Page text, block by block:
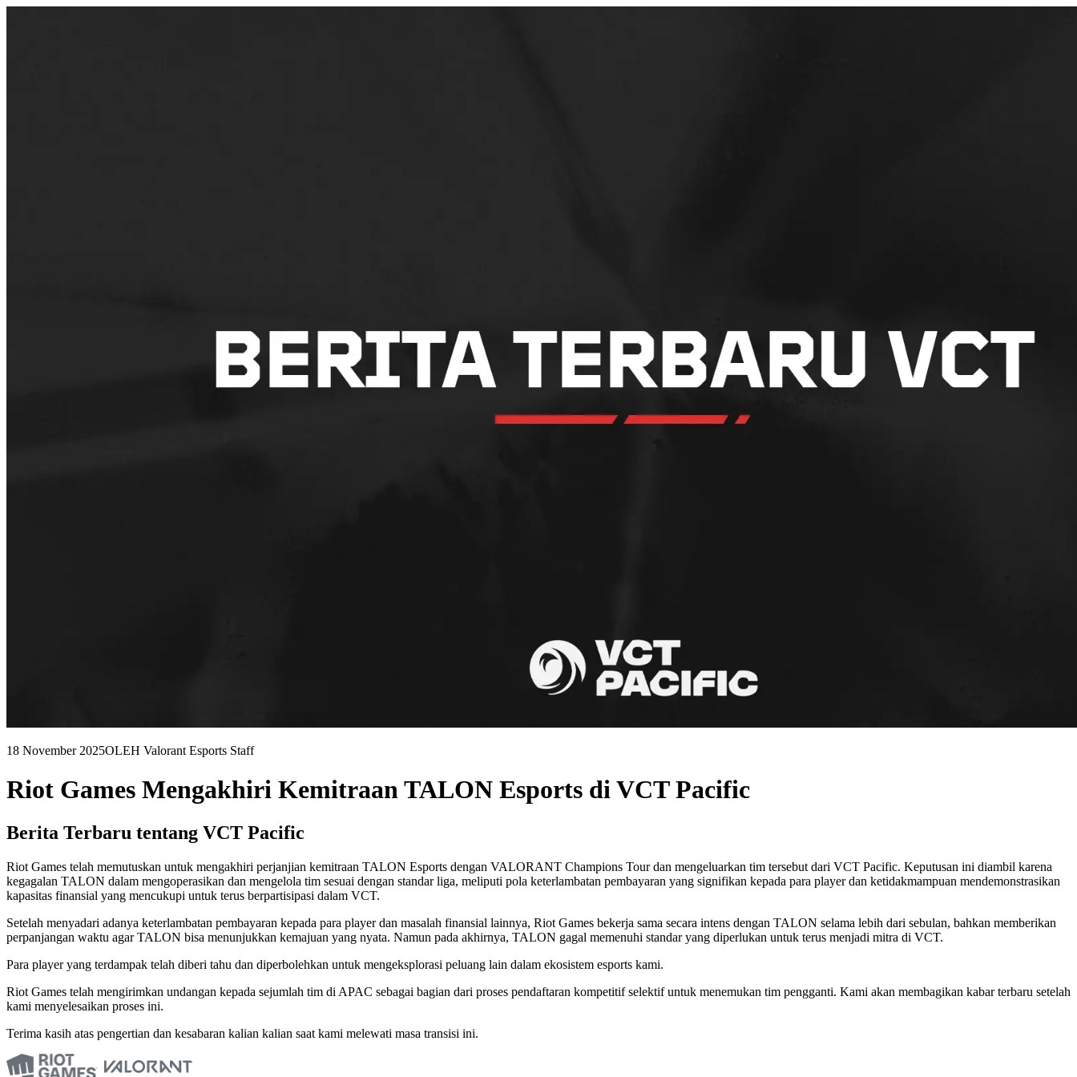
18 November 2025OLEH Valorant Esports Staff
Riot Games Mengakhiri Kemitraan TALON Esports di VCT Pacific
Berita Terbaru tentang VCT Pacific
Riot Games telah memutuskan untuk mengakhiri perjanjian kemitraan TALON Esports dengan VALORANT Champions Tour dan mengeluarkan tim tersebut dari VCT Pacific. Keputusan ini diambil karena
kegagalan TALON dalam mengoperasikan dan mengelola tim sesuai dengan standar liga, meliputi pola keterlambatan pembayaran yang signifikan kepada para player dan ketidakmampuan mendemonstrasikan
kapasitas finansial yang mencukupi untuk terus berpartisipasi dalam VCT.
Setelah menyadari adanya keterlambatan pembayaran kepada para player dan masalah finansial lainnya, Riot Games bekerja sama secara intens dengan TALON selama lebih dari sebulan, bahkan memberikan
perpanjangan waktu agar TALON bisa menunjukkan kemajuan yang nyata. Namun pada akhirnya, TALON gagal memenuhi standar yang diperlukan untuk terus menjadi mitra di VCT.
Para player yang terdampak telah diberi tahu dan diperbolehkan untuk mengeksplorasi peluang lain dalam ekosistem esports kami.
Riot Games telah mengirimkan undangan kepada sejumlah tim di APAC sebagai bagian dari proses pendaftaran kompetitif selektif untuk menemukan tim pengganti. Kami akan membagikan kabar terbaru setelah
kami menyelesaikan proses ini.
Terima kasih atas pengertian dan kesabaran kalian kalian saat kami melewati masa transisi ini.